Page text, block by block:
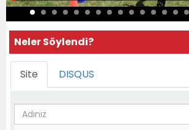
Neler Söylendi?
Site DISQUS